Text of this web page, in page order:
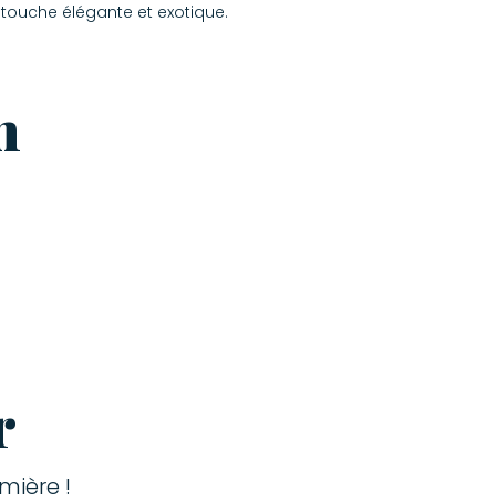
élégante et exotique.
!